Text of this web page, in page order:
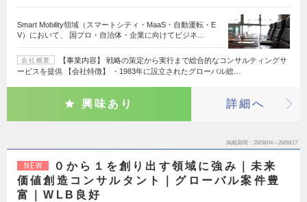
Smart Mobility領域（スマートシティ・MaaS・自動運転・E
V）において、 国プロ・自治体・企業に向けてビジネ…
会社概要
【事業内容】 戦略の策定から実行まで総合的なコンサルティングサ
ービスを提供 【会社特徴】 ・1983年に設立されたグローバル総…
興味あり 詳細へ
掲載期間 26/08/04～26/08/17
NEW
０から１を創り出す領域に強み｜未来
価値創造コンサルタント｜グローバル案件豊
富｜WLB良好